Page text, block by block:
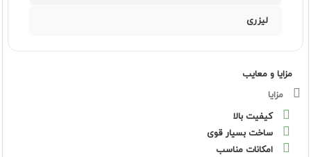
لیزری
مزایا و معایب
مزایا
کیفیت بالا
ساخت بسیار قوی
امکانات مناسب